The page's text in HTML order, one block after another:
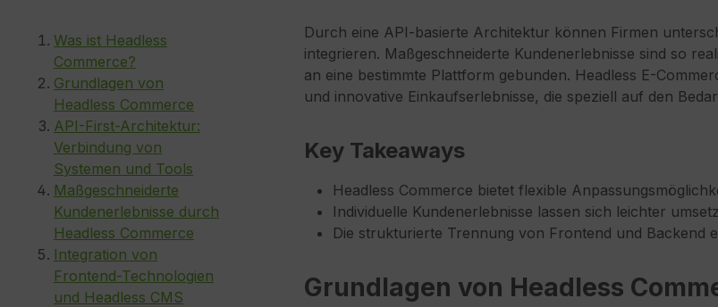
Was ist Headless
Commerce?
Grundlagen von
Headless Commerce
API-First-Architektur:
Verbindung von
Systemen und Tools
Maßgeschneiderte
Kundenerlebnisse durch
Headless Commerce
Integration von
Frontend-Technologien
und Headless CMS
Durch eine API-basierte Architektur können Firmen
integrieren. Maßgeschneiderte Kundenerlebnisse sind so
an eine bestimmte Plattform gebunden. Headless E-
und innovative Einkaufserlebnisse, die speziell auf den
Key Takeaways
Headless Commerce bietet flexible
Individuelle Kundenerlebnisse lassen sich leichter
Die strukturierte Trennung von Frontend und Backend
Grundlagen von Headless